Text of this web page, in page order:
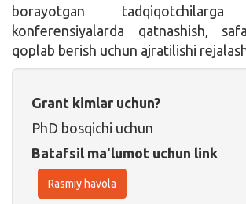
borayotgan tadqiqotchilarga
konferensiyalarda qatnashish,
qoplab berish uchun ajratilishi
Grant kimlar uchun?
PhD bosqichi uchun
Batafsil ma'lumot uchun link
Rasmiy havola